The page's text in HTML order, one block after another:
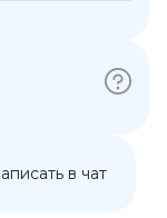
в чат